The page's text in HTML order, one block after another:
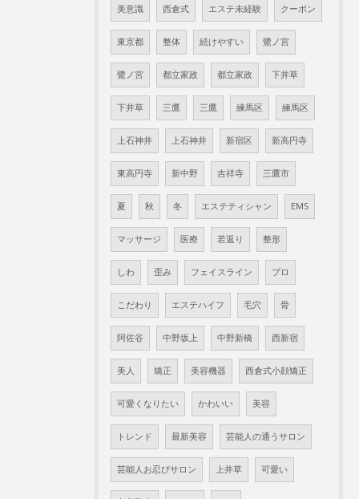
美意識 西倉式 エステ未経験 クーポン
東京都 整体 続けやすい 鷺ノ宮
鷺ノ宮 都立家政 都立家政 下井草
下井草 三鷹 三鷹 練馬区 練馬区
上石神井 上石神井 新宿区 新高円寺
東高円寺 新中野 吉祥寺 三鷹市
夏 秋 冬 エステティシャン EMS
マッサージ 医療 若返り 整形
しわ 歪み フェイスライン プロ
こだわり エステハイフ 毛穴 骨
阿佐谷 中野坂上 中野新橋 西新宿
美人 矯正 美容機器 西倉式小顔矯正
可愛くなりたい かわいい 美容
トレンド 最新美容 芸能人の通うサロン
芸能人お忍びサロン 上井草 可愛い